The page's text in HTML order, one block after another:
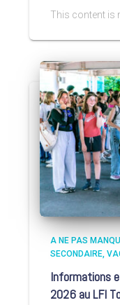
This content is
A NE PAS
SECONDAIRE
Informations
2026 au LFI